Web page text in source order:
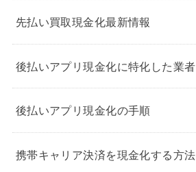
先払い買取現金化最新情報
後払いアプリ現金化に特化した業者
後払いアプリ現金化の手順
携帯キャリア決済を現金化する方法